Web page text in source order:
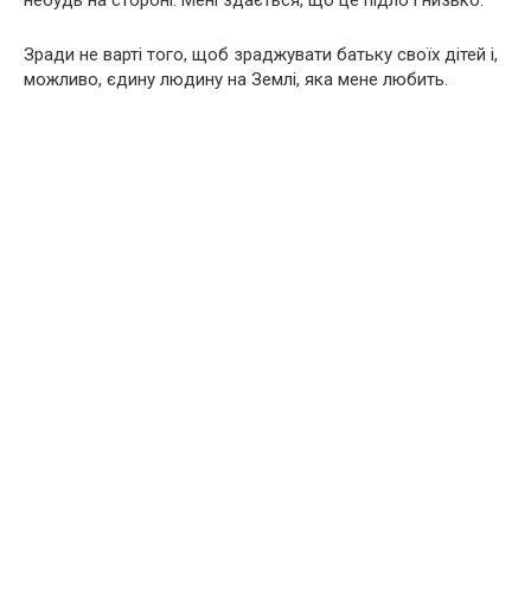
Зради не варті того, щоб зраджувати батьку своїх дітей і,
можливо, єдину людину на Землі, яка мене любить.